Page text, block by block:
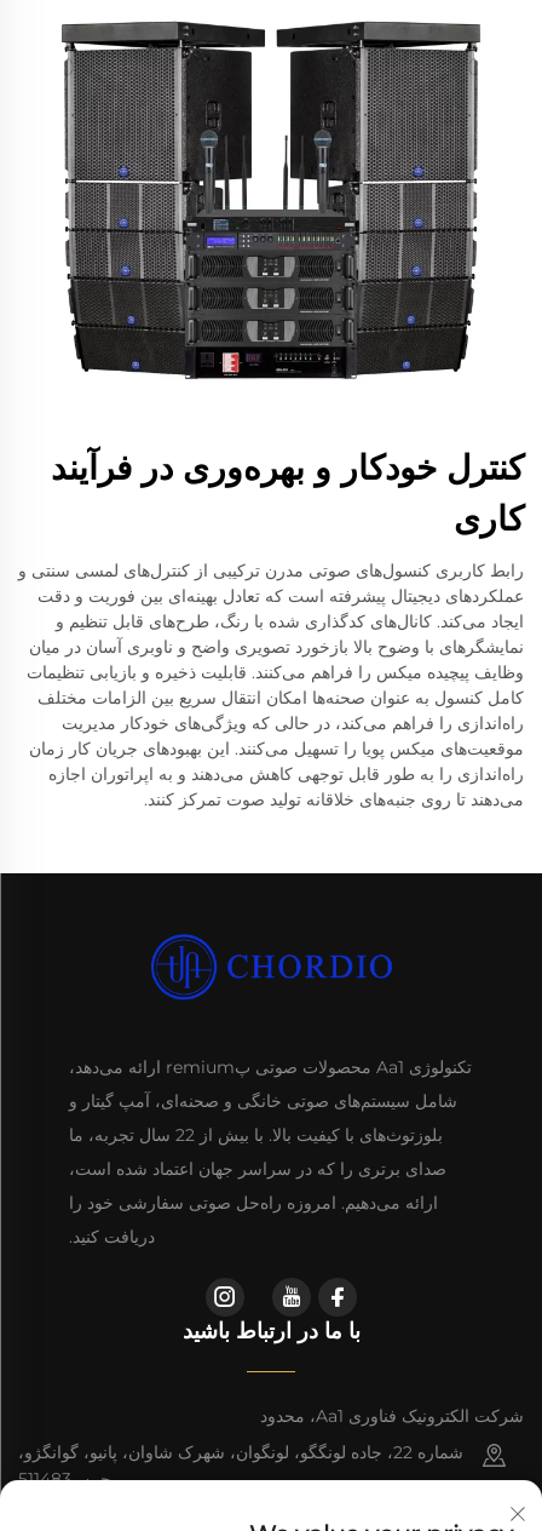
کنترل خودکار و بهره‌وری در فرآیند
کاری
رابط کاربری کنسول‌های صوتی مدرن ترکیبی از کنترل‌های لمسی سنتی و
عملکردهای دیجیتال پیشرفته است که تعادل بهینه‌ای بین فوریت و دقت
ایجاد می‌کند. کانال‌های کدگذاری شده با رنگ، طرح‌های قابل تنظیم و
نمایشگرهای با وضوح بالا بازخورد تصویری واضح و ناوبری آسان در میان
وظایف پیچیده میکس را فراهم می‌کنند. قابلیت ذخیره و بازیابی تنظیمات
کامل کنسول به عنوان صحنه‌ها امکان انتقال سریع بین الزامات مختلف
راه‌اندازی را فراهم می‌کند، در حالی که ویژگی‌های خودکار مدیریت
موقعیت‌های میکس پویا را تسهیل می‌کنند. این بهبودهای جریان کار زمان
راه‌اندازی را به طور قابل توجهی کاهش می‌دهند و به اپراتوران اجازه
می‌دهند تا روی جنبه‌های خلاقانه تولید صوت تمرکز کنند.
تکنولوژی Aa1 محصولات صوتی پremium ارائه می‌دهد،
شامل سیستم‌های صوتی خانگی و صحنه‌ای، آمپ گیتار و
بلوزتوث‌های با کیفیت بالا. با بیش از 22 سال تجربه، ما
صدای برتری را که در سراسر جهان اعتماد شده است،
ارائه می‌دهیم. امروزه راه‌حل صوتی سفارشی خود را
دریافت کنید.
با ما در ارتباط باشید
شرکت الکترونیک فناوری Aa1، محدود
شماره 22، جاده لونگگو، لونگوان، شهرک شاوان، پانیو، گوانگژو،
چین، 511483
+86-13543438471